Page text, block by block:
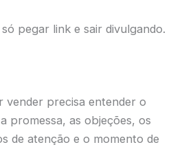
pegar link e sair divulgando.
vender precisa entender o
promessa, as objeções, os
de atenção e o momento de